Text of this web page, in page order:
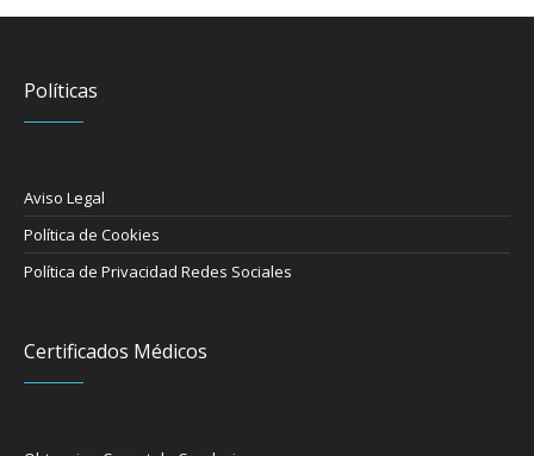
Políticas
Aviso Legal
Política de Cookies
Política de Privacidad Redes Sociales
Certificados Médicos